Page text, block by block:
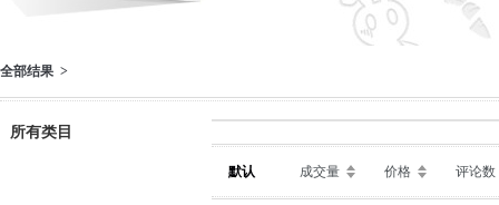
全部结果 >
所有类目
默认 成交量 价格 评论数